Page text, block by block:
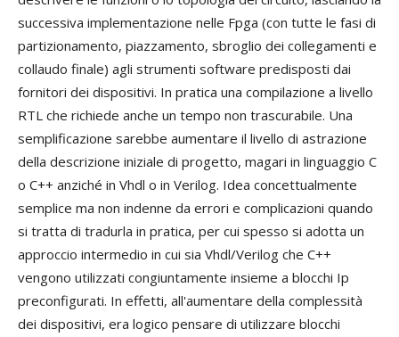
successiva implementazione nelle Fpga (con tutte le fasi di
partizionamento, piazzamento, sbroglio dei collegamenti e
collaudo finale) agli strumenti software predisposti dai
fornitori dei dispositivi. In pratica una compilazione a livello
RTL che richiede anche un tempo non trascurabile. Una
semplificazione sarebbe aumentare il livello di astrazione
della descrizione iniziale di progetto, magari in linguaggio C
o C++ anziché in Vhdl o in Verilog. Idea concettualmente
semplice ma non indenne da errori e complicazioni quando
si tratta di tradurla in pratica, per cui spesso si adotta un
approccio intermedio in cui sia Vhdl/Verilog che C++
vengono utilizzati congiuntamente insieme a blocchi Ip
preconfigurati. In effetti, all'aumentare della complessità
dei dispositivi, era logico pensare di utilizzare blocchi